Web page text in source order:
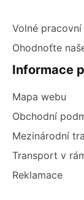
Volné
Ohodnoťte
Informace
Mapa webu
Obchodní
Mezinárodní
Transport v
Reklamace